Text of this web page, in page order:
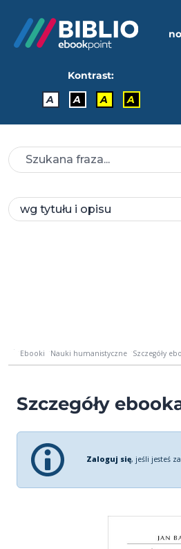
Kontrast:
A
A A A
Ebooki Nauki humanistyczne Szczegóły
Szczegóły
Zaloguj się, jeśli jesteś